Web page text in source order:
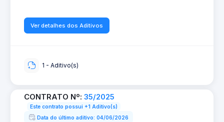
Ver detalhes dos Aditivos
1 - Aditivo(s)
CONTRATO Nº: 35/2025
Este contrato possui +1 Aditivo(s)
Data do último aditivo: 04/06/2026